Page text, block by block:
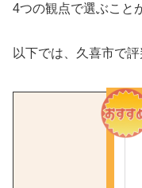
4つの観点で選ぶこと
以下では、久喜市で